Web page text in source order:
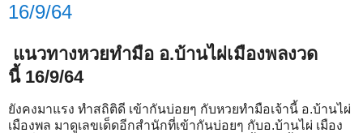
16/9/64
แนวทางหวยทำมือ อ.บ้านไผ่เมืองพลงวด
นี้ 16/9/64
ยังคงมาแรง ทำสถิติดี เข้ากันบ่อยๆ กับหวยทำมือเจ้านี้ อ.บ้านไผ่
เมืองพล มาดูเลขเด็ดอีกสำนักที่เข้ากันบ่อยๆ กับอ.บ้านไผ่ เมือง